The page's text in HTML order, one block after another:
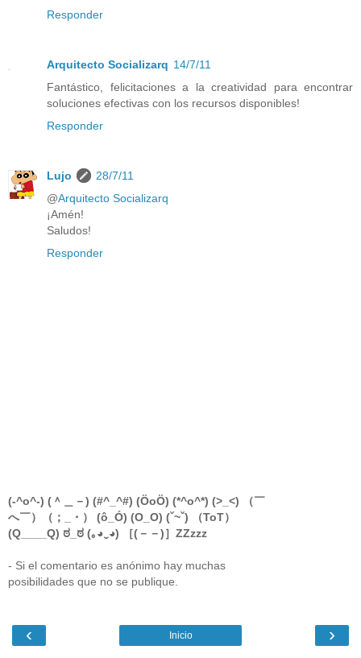
Responder
Arquitecto Socializarq 14/7/11
Fantástico, felicitaciones a la creatividad para encontrar
soluciones efectivas con los recursos disponibles!
Responder
Lujo
28/7/11
@Arquitecto Socializarq
¡Amén!
Saludos!
Responder
(-^o^-) (＾＿－) (#^_^#) (ÖoÖ) (*^o^*) (>_<) （￣
へ￣）（；_・） (ô_Ó) (O_O) (ˇ~ˇ) （ToT）
(Q____Q) ಠ_ಠ (｡◕‿◕) ［(－－)］ZZzzz
- Si el comentario es anónimo hay muchas
posibilidades que no se publique.
‹ ›
Inicio